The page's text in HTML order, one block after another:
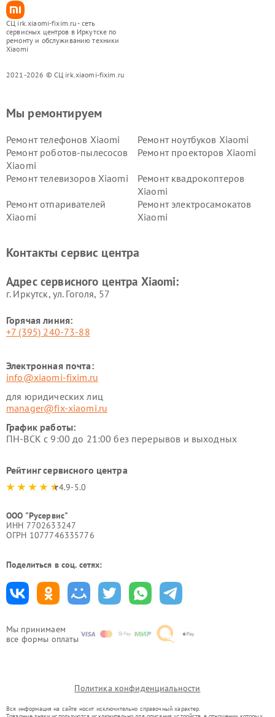
СЦ irk.xiaomi-fixim.ru - сеть
сервисных центров в Иркутске по
ремонту и обслуживанию техники
Xiaomi
2021-2026 © СЦ irk.xiaomi-fixim.ru
Мы принимаем
все формы оплаты
Мы ремонтируем
Ремонт телефонов Xiaomi
Ремонт ноутбуков Xiaomi
Ремонт роботов-пылесосов
Xiaomi
Ремонт проекторов Xiaomi
Ремонт телевизоров Xiaomi
Ремонт квадрокоптеров
Xiaomi
Ремонт отпаривателей
Xiaomi
Ремонт электросамокатов
Xiaomi
Ремонт стиральных машин
Ремонт смарт-часов Xiaomi
Контакты сервис центра
Адрес сервисного центра Xiaomi:
г. Иркутск, ул. ​Гоголя, 57
Горячая линия:
+7 (395) 240-73-88
Электронная почта:
info@xiaomi-fixim.ru
для юридических лиц
manager@fix-xiaomi.ru
График работы:
ПН-ВСК с 9:00 до 21:00 без перерывов и выходных
Рейтинг сервисного центра
4.9-5.0
ООО "Русервис"
ИНН 7702633247
ОГРН 1077746335776
Поделиться в соц. сетях:
Политика конфиденциальности
Вся информация на сайте носит исключительно справочный характер.